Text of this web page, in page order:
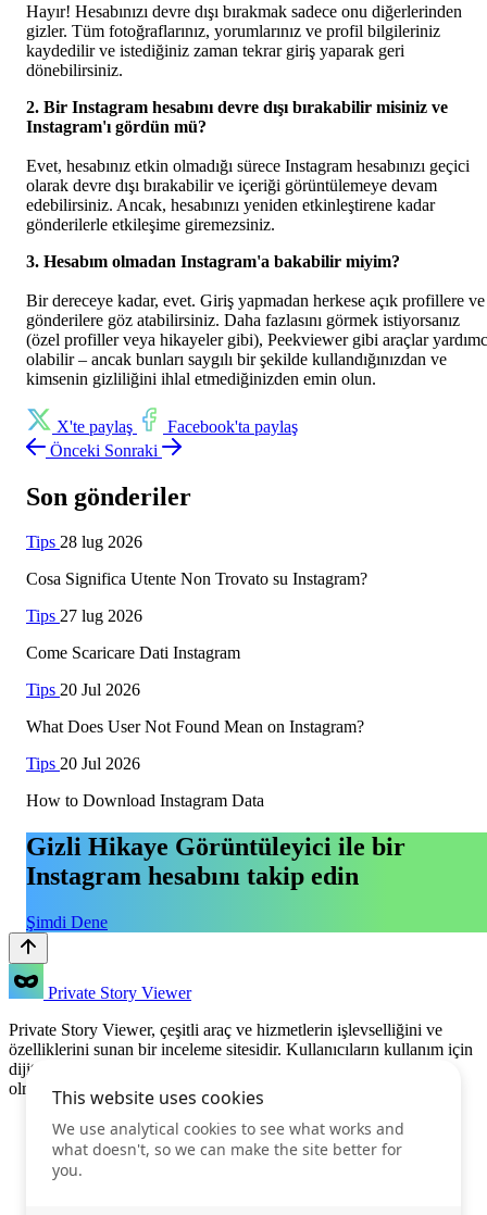
Hayır! Hesabınızı devre dışı bırakmak sadece onu diğerlerinden
gizler. Tüm fotoğraflarınız, yorumlarınız ve profil bilgileriniz
kaydedilir ve istediğiniz zaman tekrar giriş yaparak geri
dönebilirsiniz.
2. Bir Instagram hesabını devre dışı bırakabilir misiniz ve
Instagram'ı gördün mü?
Evet, hesabınız etkin olmadığı sürece Instagram hesabınızı geçici
olarak devre dışı bırakabilir ve içeriği görüntülemeye devam
edebilirsiniz. Ancak, hesabınızı yeniden etkinleştirene kadar
gönderilerle etkileşime giremezsiniz.
3. Hesabım olmadan Instagram'a bakabilir miyim?
Bir dereceye kadar, evet. Giriş yapmadan herkese açık profillere ve
gönderilere göz atabilirsiniz. Daha fazlasını görmek istiyorsanız
(özel profiller veya hikayeler gibi), Peekviewer gibi araçlar
olabilir – ancak bunları saygılı bir şekilde kullandığınızdan ve
kimsenin gizliliğini ihlal etmediğinizden emin olun.
X'te paylaş
Facebook'ta paylaş
Önceki Sonraki
Son gönderiler
Tips 28 lug 2026
Cosa Significa Utente Non Trovato su Instagram?
Tips 27 lug 2026
Come Scaricare Dati Instagram
Tips 20 Jul 2026
What Does User Not Found Mean on Instagram?
Tips 20 Jul 2026
How to Download Instagram Data
Gizli Hikaye Görüntüleyici ile bir
Instagram hesabını takip edin
Şimdi Dene
Private Story Viewer
Private Story Viewer, çeşitli araç ve hizmetlerin işlevselliğini ve
özelliklerini sunan bir inceleme sitesidir. Kullanıcıların kullanım için
dijital çözümler seçerken bilinçli kararlar vermelerine yardımcı
olmak için derinlemesine incelemeler ve karşılaştırmalar sağlar.
Özellikler
Fiyatlar
SSS
Blog